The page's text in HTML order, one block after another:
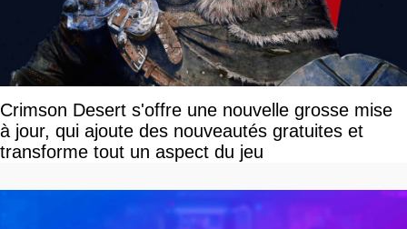
Crimson Desert s'offre une nouvelle grosse mise
à jour, qui ajoute des nouveautés gratuites et
transforme tout un aspect du jeu